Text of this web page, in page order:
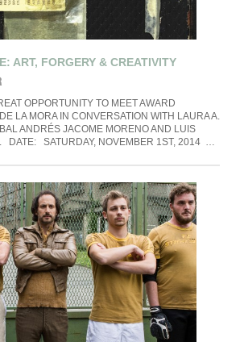
ART, FORGERY & CREATIVITY
OPPORTUNITY TO MEET AWARD
LA MORA IN CONVERSATION WITH LAURA A.
ANDRÉS JACOME MORENO AND LUIS
DATE: SATURDAY, NOVEMBER 1ST, 2014 …